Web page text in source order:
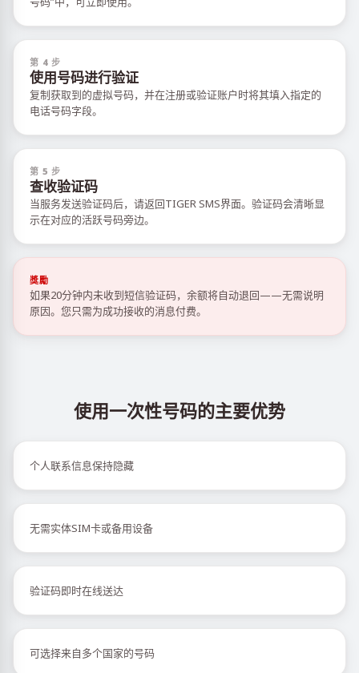
第 4 步
使用号码进行验证
复制获取到的虚拟号码，并在注册或验证账户时将其填入指定的
电话号码字段。
第 5 步
查收验证码
当服务发送验证码后，请返回TIGER SMS界面。验证码会清晰显
示在对应的活跃号码旁边。
獎勵
如果20分钟内未收到短信验证码，余额将自动退回——无需说明
原因。您只需为成功接收的消息付费。
使用一次性号码的主要优势
个人联系信息保持隐藏
无需实体SIM卡或备用设备
验证码即时在线送达
可选择来自多个国家的号码